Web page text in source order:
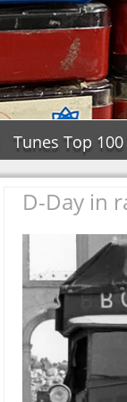
Tunes Top 100
D-Day in